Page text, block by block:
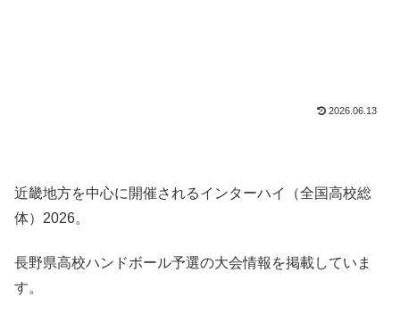
2026.06.13
近畿地方を中心に開催されるインターハイ（全国高校総
体）2026。
長野県高校ハンドボール予選の大会情報を掲載していま
す。